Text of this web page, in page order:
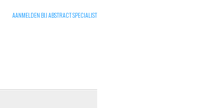
AANMELDEN BIJ ABSTRACT SPECIALIST